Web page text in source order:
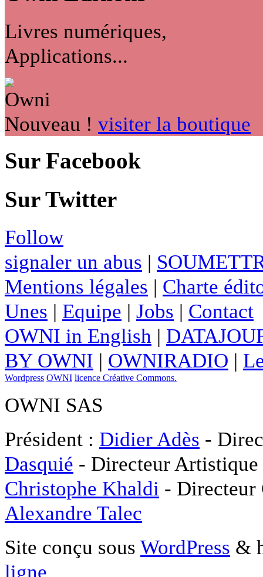
Livres numériques,
Applications...
Nouveau ! visiter la boutique
Sur Facebook
Sur Twitter
Follow
signaler un abus |
Mentions légales | Charte
Unes | Equipe | Jobs | Contact
OWNI in English |
BY OWNI | OWNIRADIO |
Wordpress OWNI licence Créative Commons.
OWNI SAS
Président : Didier Adès -
Dasquié - Directeur
Christophe Khaldi -
Alexandre Talec
Site conçu sous WordPress &
ligne